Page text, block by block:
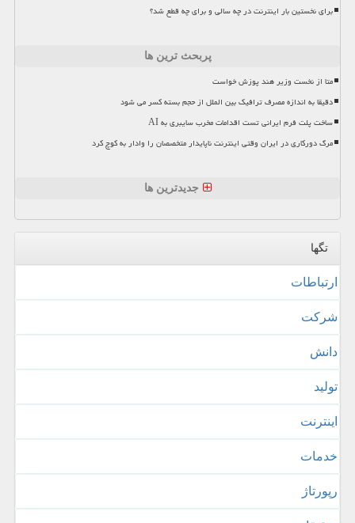
برای نخستین بار اینترنت در چه سالی و برای چه قطع شد؟
پربحث ترین ها
متا از نخست وزیر هند پوزش خواست
دقیقا به اندازه مصرف ترافیک بین الملل از حجم بسته کسر می شود
ساخت پلت فرم ایرانی تست اقدامات مخرب سایبری به AI
مرگ دورکاری در ایران وقتی اینترنت ناپایدار متخصصان را وادار به کوچ کرد
جدیدترین ها
تگها
ارتباطات
شركت
دانش
تولید
اینترنت
خدمات
رپورتاژ